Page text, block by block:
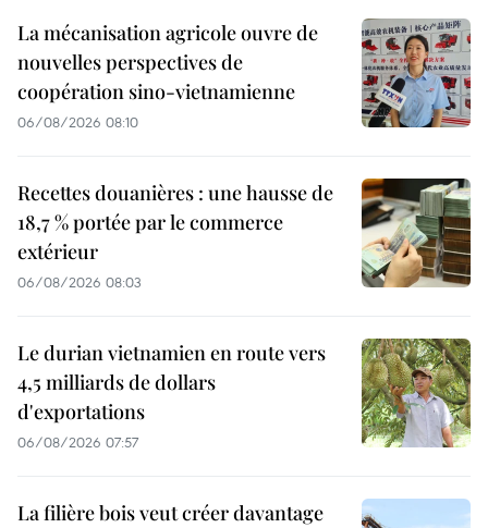
La mécanisation agricole ouvre de
nouvelles perspectives de
coopération sino-vietnamienne
06/08/2026 08:10
Recettes douanières : une hausse de
18,7 % portée par le commerce
extérieur
06/08/2026 08:03
Le durian vietnamien en route vers
4,5 milliards de dollars
d'exportations
06/08/2026 07:57
La filière bois veut créer davantage